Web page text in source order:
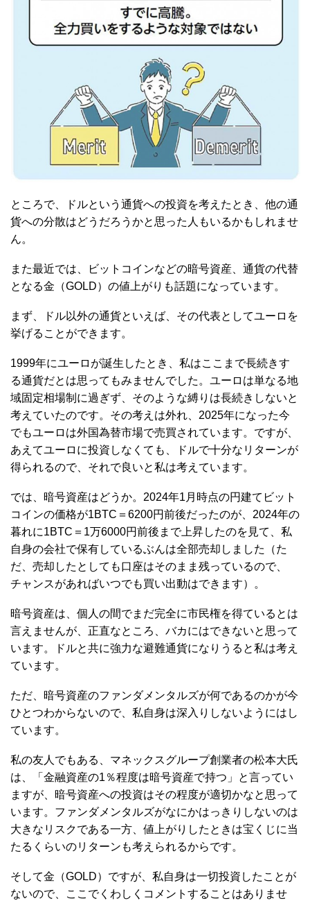
ところで、ドルという通貨への投資を考えたとき、他の通
貨への分散はどうだろうかと思った人もいるかもしれませ
ん。
また最近では、ビットコインなどの暗号資産、通貨の代替
となる金（GOLD）の値上がりも話題になっています。
まず、ドル以外の通貨といえば、その代表としてユーロを
挙げることができます。
1999年にユーロが誕生したとき、私はここまで長続きす
る通貨だとは思ってもみませんでした。ユーロは単なる地
域固定相場制に過ぎず、そのような縛りは長続きしないと
考えていたのです。その考えは外れ、2025年になった今
でもユーロは外国為替市場で売買されています。ですが、
あえてユーロに投資しなくても、ドルで十分なリターンが
得られるので、それで良いと私は考えています。
では、暗号資産はどうか。2024年1月時点の円建てビット
コインの価格が1BTC＝6200円前後だったのが、2024年の
暮れに1BTC＝1万6000円前後まで上昇したのを見て、私
自身の会社で保有しているぶんは全部売却しました（た
だ、売却したとしても口座はそのまま残っているので、
チャンスがあればいつでも買い出動はできます）。
暗号資産は、個人の間でまだ完全に市民権を得ているとは
言えませんが、正直なところ、バカにはできないと思って
います。ドルと共に強力な避難通貨になりうると私は考え
ています。
ただ、暗号資産のファンダメンタルズが何であるのかが今
ひとつわからないので、私自身は深入りしないようにはし
ています。
私の友人でもある、マネックスグループ創業者の松本大氏
は、「金融資産の1％程度は暗号資産で持つ」と言ってい
ますが、暗号資産への投資はその程度が適切かなと思って
います。ファンダメンタルズがなにかはっきりしないのは
大きなリスクである一方、値上がりしたときは宝くじに当
たるくらいのリターンも考えられるからです。
そして金（GOLD）ですが、私自身は一切投資したことが
ないので、ここでくわしくコメントすることはありませ